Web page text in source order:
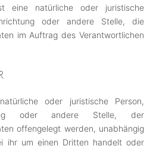
eine natürliche oder juristische
oder andere Stelle, die
im Auftrag des Verantwortlichen
oder juristische Person,
oder andere Stelle, der
offengelegt werden, unabhängig
ihr um einen Dritten handelt oder